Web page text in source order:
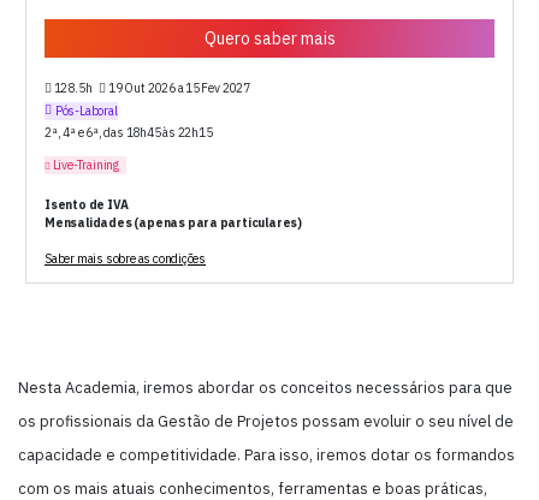
Nesta Academia, iremos abordar os conceitos necessários para que
os profissionais da Gestão de Projetos possam evoluir o seu nível de
capacidade e competitividade. Para isso, iremos dotar os formandos
com os mais atuais conhecimentos, ferramentas e boas práticas,
Quero saber mais
128.5h
19 Out 2026 a 15 Fev 2027
Pós-Laboral
2ª, 4ª e 6ª, das 18h45 às 22h15
Live-Training
Isento de IVA
Mensalidades (apenas para particulares)
Saber mais sobre as condições